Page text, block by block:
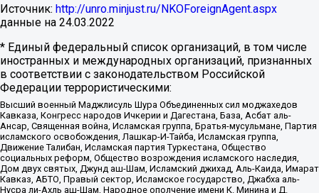
Источник: http://unro.minjust.ru/NKOForeignAgent.aspx
данные на 24.03.2022
* Единый федеральный список организаций, в том числе
иностранных и международных организаций, признанных
в соответствии с законодательством Российской
Федерации террористическими:
Высший военный Маджлисуль Шура Объединенных сил моджахедов
Кавказа, Конгресс народов Ичкерии и Дагестана, База, Асбат аль-
Ансар, Священная война, Исламская группа, Братья-мусульмане, Партия
исламского освобождения, Лашкар-И-Тайба, Исламская группа,
Движение Талибан, Исламская партия Туркестана, Общество
социальных реформ, Общество возрождения исламского наследия,
Дом двух святых, Джунд аш-Шам, Исламский джихад, Аль-Каида, Имарат
Кавказ, АБТО, Правый сектор, Исламское государство, Джабха аль-
Нусра ли-Ахль аш-Шам, Народное ополчение имени К. Минина и Д.